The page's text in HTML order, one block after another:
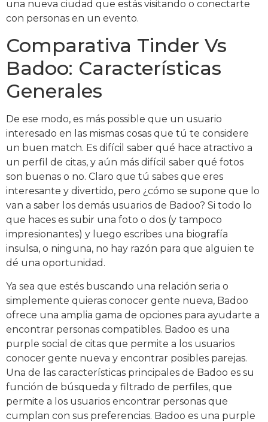
una nueva ciudad que estás visitando o conectarte
con personas en un evento.
Comparativa Tinder Vs
Badoo: Características
Generales
De ese modo, es más possible que un usuario
interesado en las mismas cosas que tú te considere
un buen match. Es difícil saber qué hace atractivo a
un perfil de citas, y aún más difícil saber qué fotos
son buenas o no. Claro que tú sabes que eres
interesante y divertido, pero ¿cómo se supone que lo
van a saber los demás usuarios de Badoo? Si todo lo
que haces es subir una foto o dos (y tampoco
impresionantes) y luego escribes una biografía
insulsa, o ninguna, no hay razón para que alguien te
dé una oportunidad.
Ya sea que estés buscando una relación seria o
simplemente quieras conocer gente nueva, Badoo
ofrece una amplia gama de opciones para ayudarte a
encontrar personas compatibles. Badoo es una
purple social de citas que permite a los usuarios
conocer gente nueva y encontrar posibles parejas.
Una de las características principales de Badoo es su
función de búsqueda y filtrado de perfiles, que
permite a los usuarios encontrar personas que
cumplan con sus preferencias. Badoo es una purple